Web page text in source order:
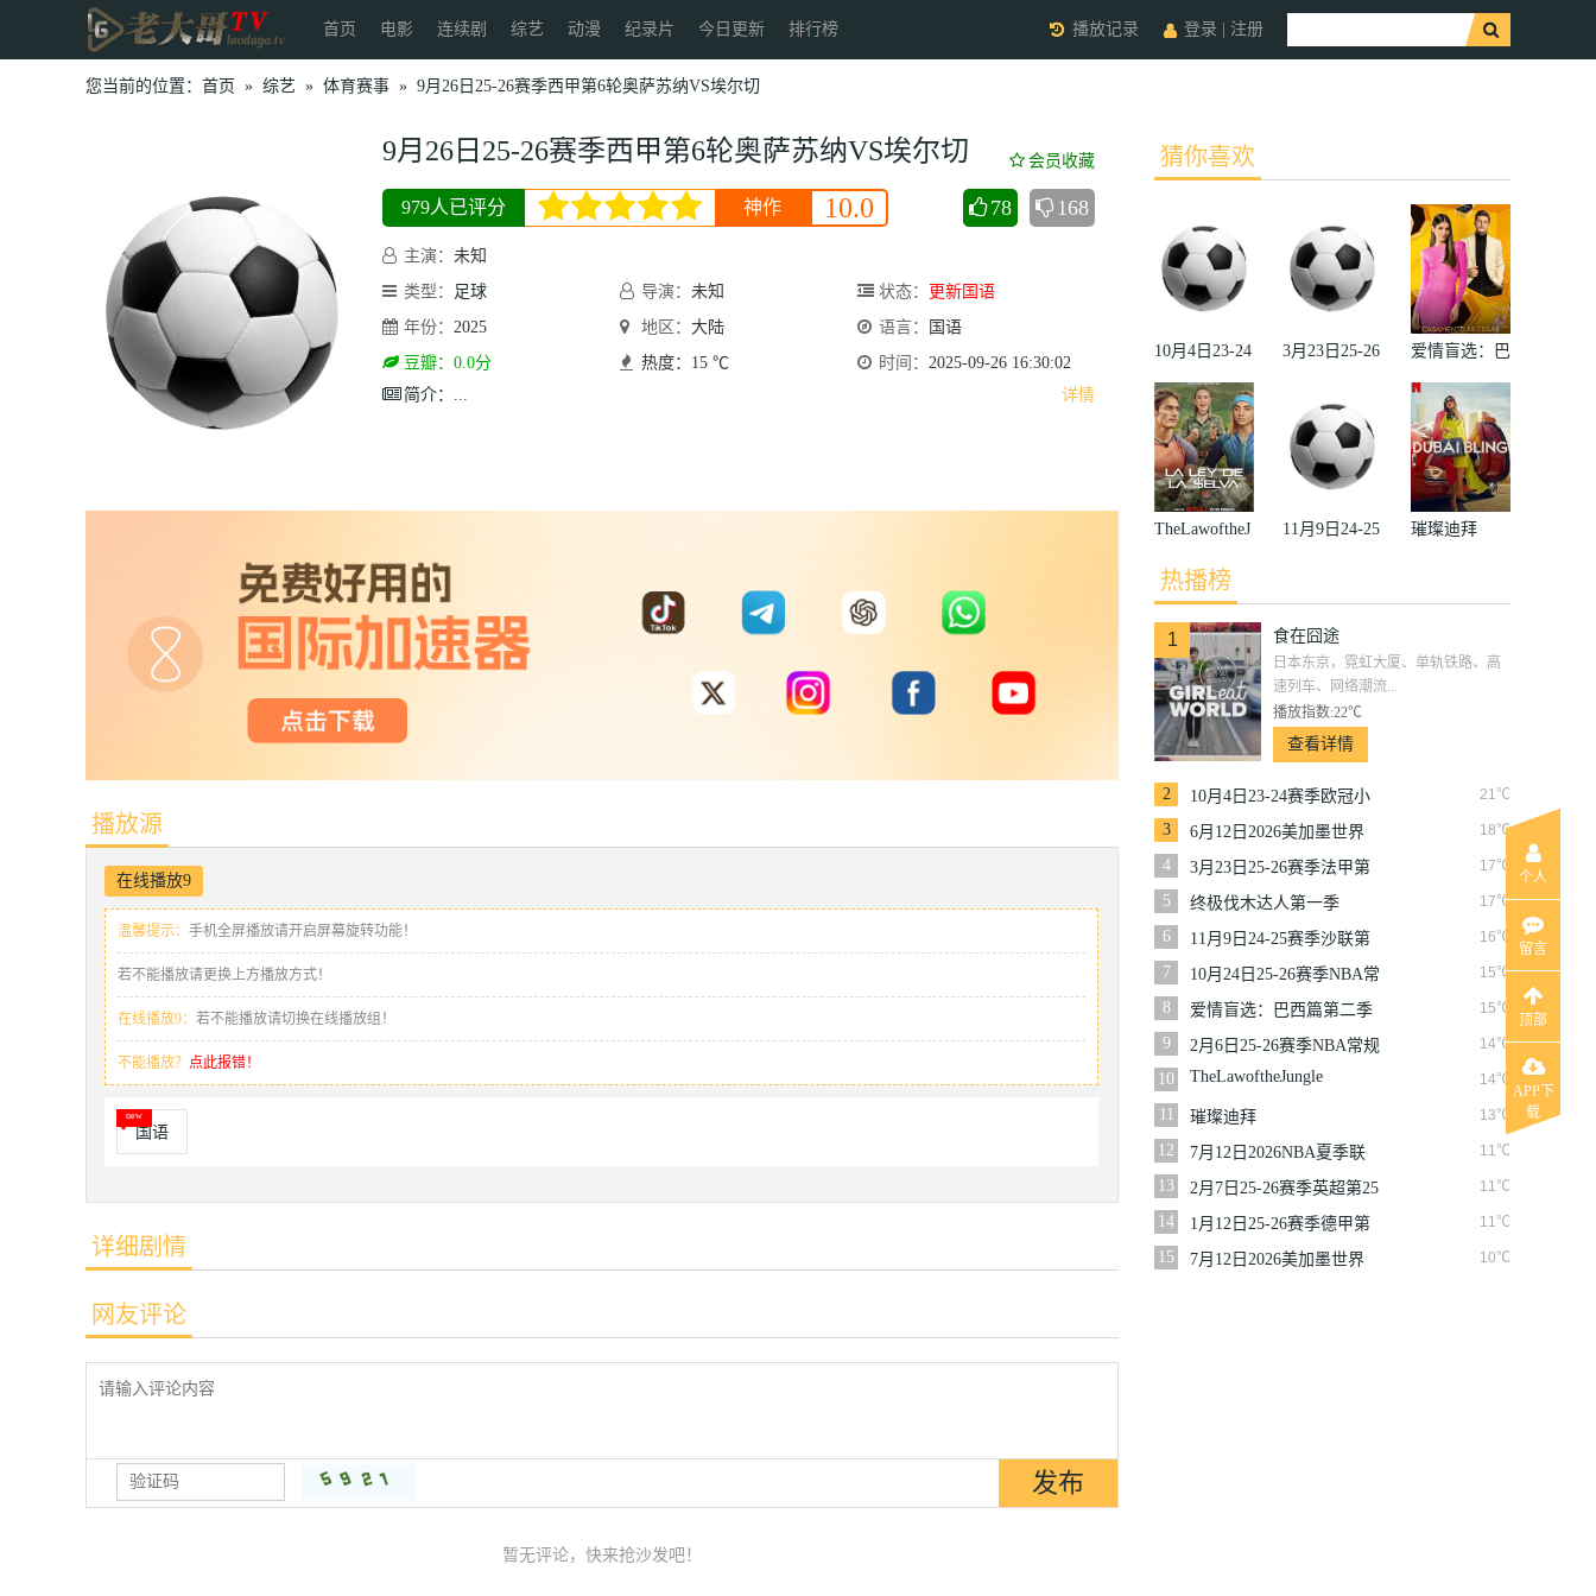
首页 电影 连续剧 综艺 动漫 纪录片 今日更新 排行榜 登录 注册
播放记录
您当前的位置： 首页 » 综艺 » 体育赛事 » 9月26日25-26赛季西甲第6轮奥萨苏纳VS埃尔切
9月26日25-26赛季西甲第6轮奥萨苏纳VS埃尔切 会员收藏
979人已评分 神作 10.0 78 168
主演： 未知
类型：
足球 导演： 未知 状态：
更新国语
年份： 2025 地区： 大陆 语言：
国语
豆瓣：0.0分
热度：15 ℃ 时间： 2025-09-26 16:30:02
简介：
详情
...
播放源
在线播放9
温馨提示： 手机全屏播放请开启屏幕旋转功能！
若不能播放请更换上方播放方式！
在线播放9： 若不能播放请切换在线播放组！
不能播放？ 点此报错！
国语
详细剧情
网友评论
暂无评论，快来抢沙发吧！
猜你喜欢
10月4日23-24
赛季欧冠小组
赛第2轮那不
勒斯VS皇家
马德里
3月23日25-26
轮雷恩VS梅
斯
爱情盲选：巴
西篇第二季
TheLawoftheJ
ungle
11月9日24-25
轮利雅得体育
VS利雅得胜
利
璀璨迪拜
热播榜
1 食在囧途
日本东京，霓虹大厦、单轨铁路、高
速列车、网络潮流...
播放指数:22℃
查看详情
2 21℃
10月4日23-24赛季欧冠小
组赛第2轮那不勒斯VS皇
家马德里
3 18℃
6月12日2026美加墨世界
杯小组赛韩国VS捷克
4 17℃
3月23日25-26赛季法甲第
27轮雷恩VS梅斯
5 17℃
终极伐木达人第一季
6
16℃
11月9日24-25赛季沙联第
10轮利雅得体育VS利雅得
胜利
7 15℃
10月24日25-26赛季NBA常
规赛掘金VS勇士
8 15℃
爱情盲选：巴西篇第二季
9
14℃
2月6日25-26赛季NBA常规
赛篮网VS魔术
10 14℃
TheLawoftheJungle
11 13℃
璀璨迪拜
12
11℃
7月12日2026NBA夏季联
赛尼克斯VS马刺
13 11℃
2月7日25-26赛季英超第25
轮伯恩利VS西汉姆联
14 11℃
1月12日25-26赛季德甲第
16轮拜仁慕尼黑VS沃尔夫
斯堡
15 10℃
7月12日2026美加墨世界
个人
留言
顶部
APP下
载